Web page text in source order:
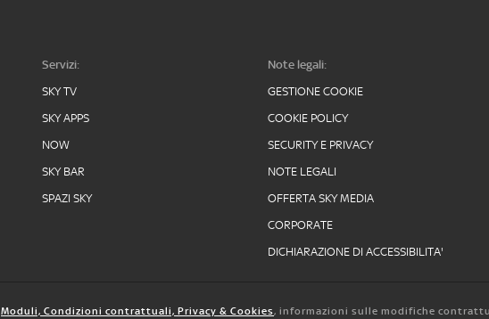
Servizi:
SKY TV
SKY APPS
NOW
SKY BAR
SPAZI SKY
Note legali:
GESTIONE COOKIE
COOKIE POLICY
SECURITY E PRIVACY
NOTE LEGALI
OFFERTA SKY MEDIA
CORPORATE
DICHIARAZIONE DI ACCESSIBILITA'
Moduli, Condizioni contrattuali, Privacy & Cookies, informazioni sulle modifiche